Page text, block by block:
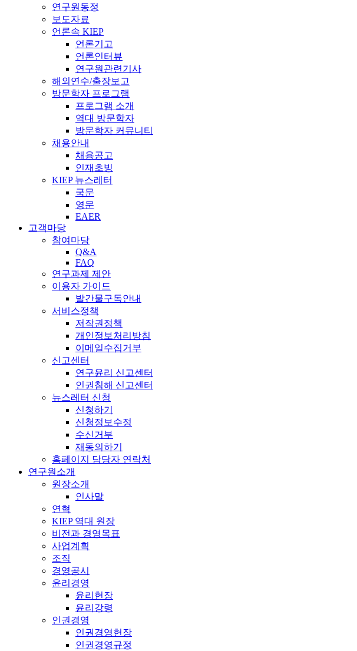
연구원동정
보도자료
언론속 KIEP
언론기고
언론인터뷰
연구원관련기사
해외연수/출장보고
방문학자 프로그램
프로그램 소개
역대 방문학자
방문학자 커뮤니티
채용안내
채용공고
인재초빙
KIEP 뉴스레터
국문
영문
EAER
고객마당
참여마당
Q&A
FAQ
연구과제 제안
이용자 가이드
발간물구독안내
서비스정책
저작권정책
개인정보처리방침
이메일수집거부
신고센터
연구윤리 신고센터
인권침해 신고센터
뉴스레터 신청
신청하기
신청정보수정
수신거부
재동의하기
홈페이지 담당자 연락처
연구원소개
원장소개
인사말
연혁
KIEP 역대 원장
비전과 경영목표
사업계획
조직
경영공시
윤리경영
윤리헌장
윤리강령
인권경영
인권경영헌장
인권경영규정